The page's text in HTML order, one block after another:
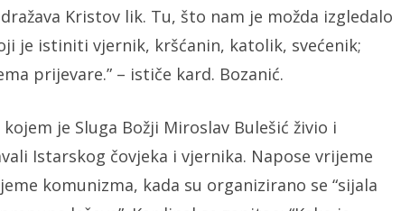
Kristov lik. Tu, što nam je možda izgledalo
je istiniti vjernik, kršćanin, katolik, svećenik;
prijevare.” – ističe kard. Bozanić.
je Sluga Božji Miroslav Bulešić živio i
Istarskog čovjeka i vjernika. Napose vrijeme
komunizma, kada su organizirano se “sijala